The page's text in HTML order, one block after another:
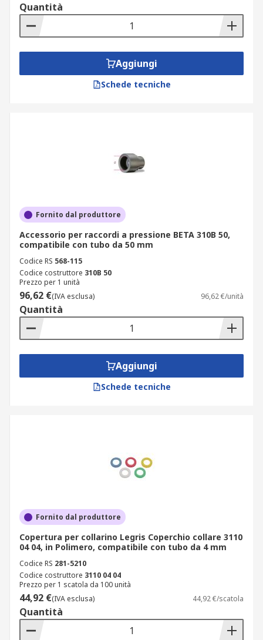
Quantità
Aggiungi
Schede tecniche
Fornito dal produttore
Accessorio per raccordi a pressione BETA 310B 50,
compatibile con tubo da 50 mm
Codice RS 568-115
Codice costruttore 310B 50
Prezzo per 1 unità
96,62 €(IVA esclusa) 96,62 €/unità
Quantità
Aggiungi
Schede tecniche
Fornito dal produttore
Copertura per collarino Legris Coperchio collare 3110
04 04, in Polimero, compatibile con tubo da 4 mm
Codice RS 281-5210
Codice costruttore 3110 04 04
Prezzo per 1 scatola da 100 unità
44,92 €(IVA esclusa) 44,92 €/scatola
Quantità